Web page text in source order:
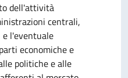
dell'attività
centrali,
l'eventuale
economiche e
politiche e alle